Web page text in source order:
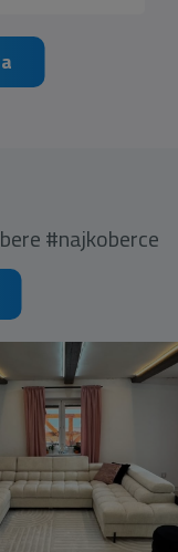
#najkoberce